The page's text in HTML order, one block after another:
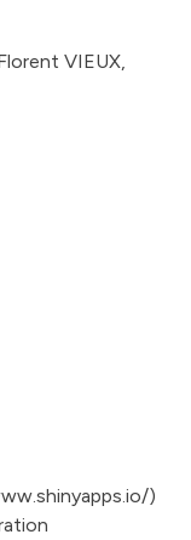
VIEUX,
)